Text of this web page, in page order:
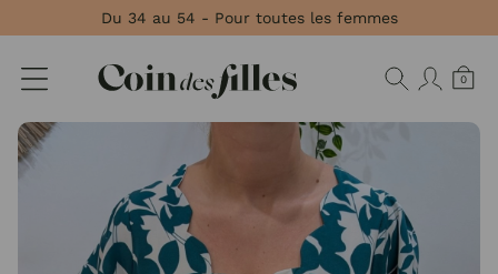
Du 34 au 54 - Pour toutes les femmes
0
Panneau de gestion des cookies